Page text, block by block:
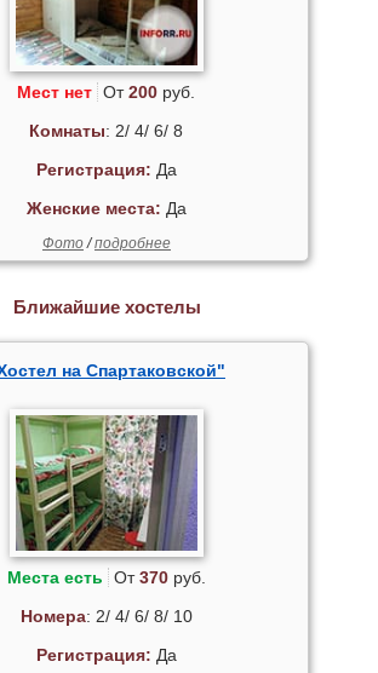
Мест нет От200 руб.
Комнаты: 2/ 4/ 6/ 8
Регистрация: Да
Женские места: Да
Фото/подробнее
Ближайшие хостелы
на Спартаковской"
Места есть От370руб.
Номера: 2/ 4/ 6/ 8/ 10
Регистрация: Да